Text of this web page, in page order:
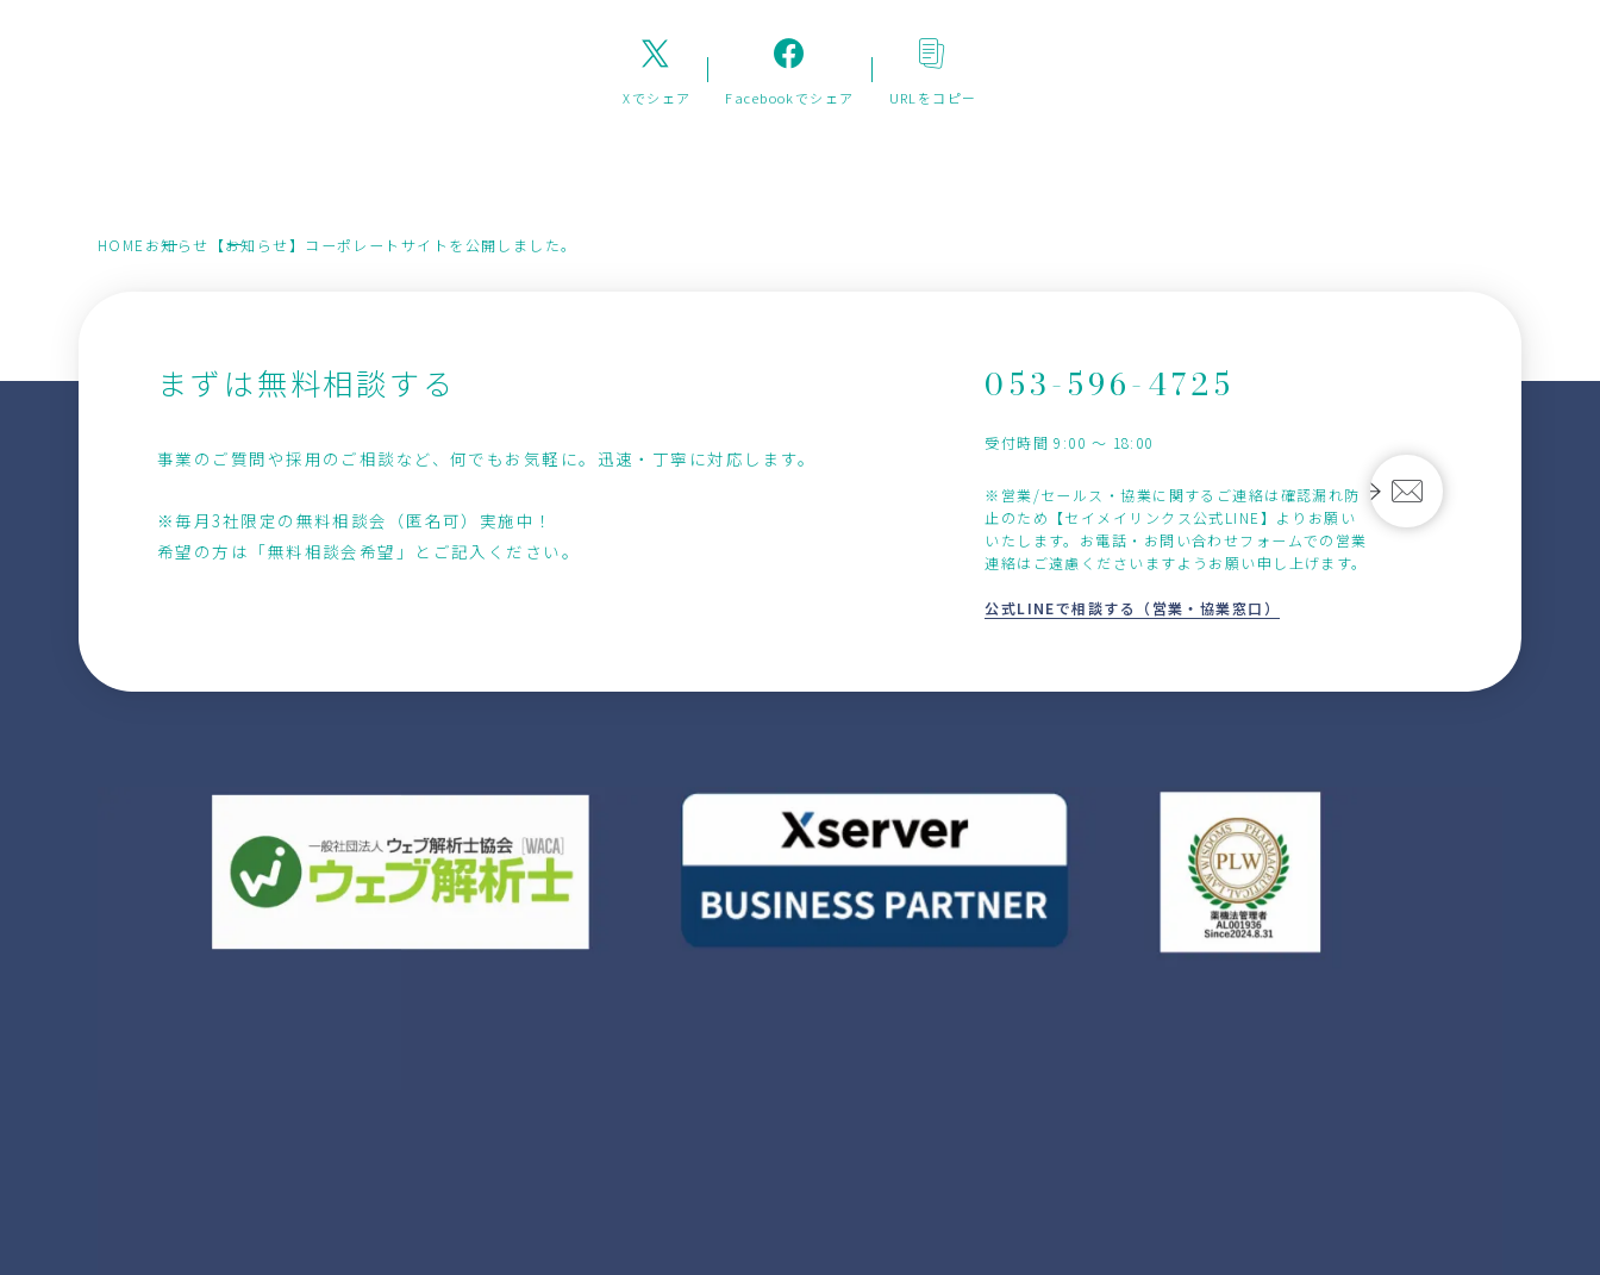
Xでシェア Facebookでシェア URLをコピー
HOME お知らせ 【お知らせ】コーポレートサイトを公開しました。
まずは無料相談する
事業のご質問や採用のご相談など、何でもお気軽に。迅速・丁寧に対応します。
※毎月3社限定の無料相談会（匿名可）実施中！
希望の方は「無料相談会希望」とご記入ください。
053-596-4725
受付時間 9:00 〜 18:00
※営業/セールス・協業に関するご連絡は確認漏れ防
止のため【セイメイリンクス公式LINE】よりお願い
いたします。お電話・お問い合わせフォームでの営業
連絡はご遠慮くださいますようお願い申し上げます。
公式LINEで相談する（営業・協業窓口）